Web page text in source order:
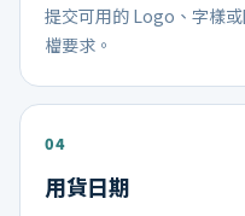
提交可用的 Logo、字樣
檔要求。
用貨日期